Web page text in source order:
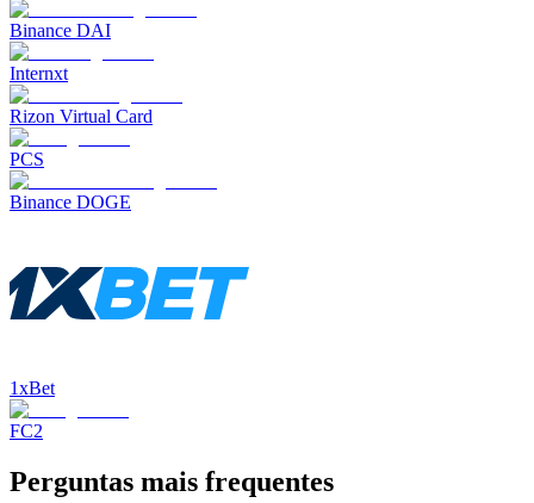
Binance DAI
Internxt
Rizon Virtual Card
PCS
Binance DOGE
1xBet
FC2
Perguntas mais frequentes